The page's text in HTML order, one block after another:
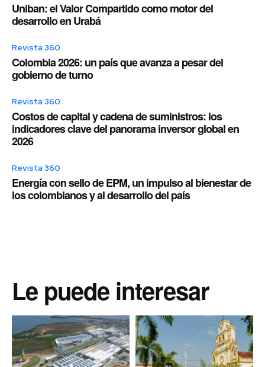
Uniban: el Valor Compartido como motor del
desarrollo en Urabá
Revista 360
Colombia 2026: un país que avanza a pesar del
gobierno de turno
Revista 360
Costos de capital y cadena de suministros: los
indicadores clave del panorama inversor global en
2026
Revista 360
Energía con sello de EPM, un impulso al bienestar de
los colombianos y al desarrollo del país
Le puede interesar